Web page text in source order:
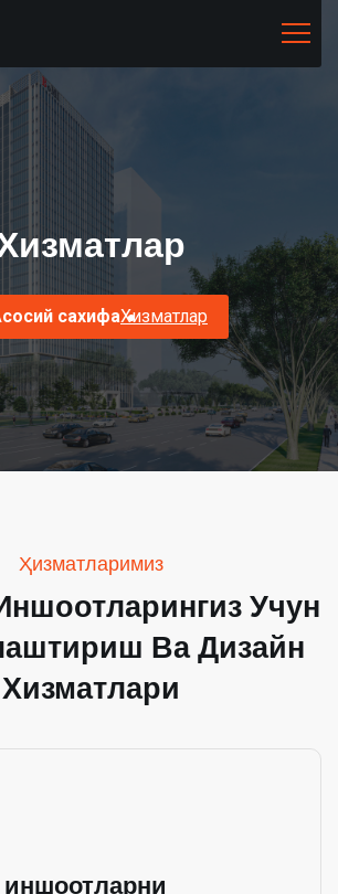
сахифаХизматлар
Ҳизматларимиз
Учун
ВаДизайн
Хизматлари